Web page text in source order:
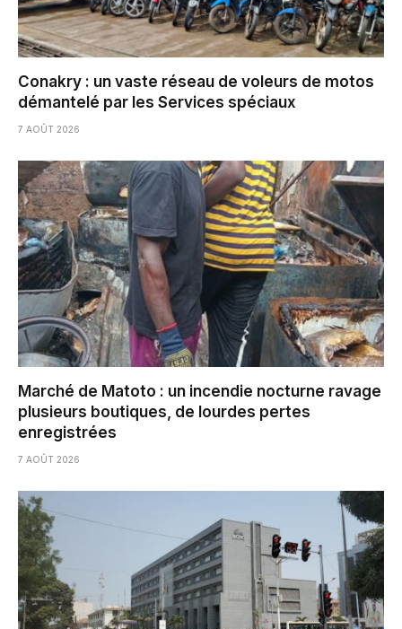
Conakry : un vaste réseau de voleurs de motos
démantelé par les Services spéciaux
7 AOÛT 2026
Marché de Matoto : un incendie nocturne ravage
plusieurs boutiques, de lourdes pertes
enregistrées
7 AOÛT 2026